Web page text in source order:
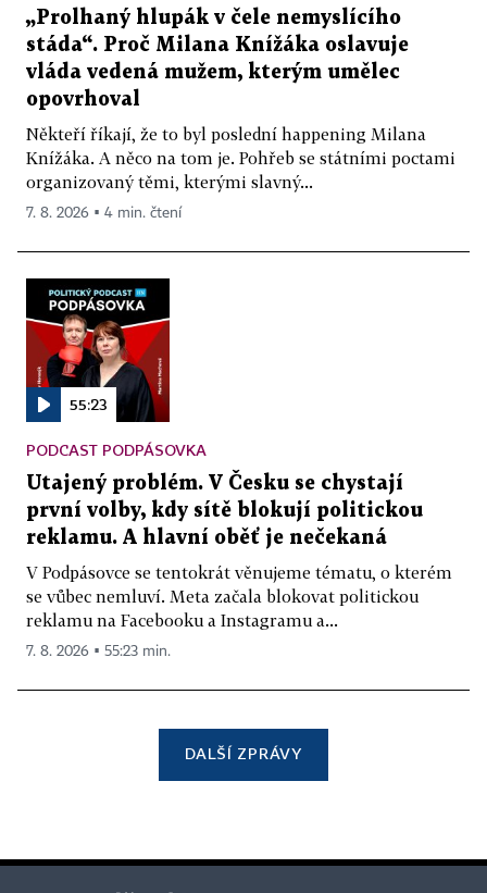
„Prolhaný hlupák v čele nemyslícího
stáda“. Proč Milana Knížáka oslavuje
vláda vedená mužem, kterým umělec
opovrhoval
Někteří říkají, že to byl poslední happening Milana
Knížáka. A něco na tom je. Pohřeb se státními poctami
organizovaný těmi, kterými slavný...
7. 8. 2026 ▪ 4 min. čtení
55:23
PODCAST PODPÁSOVKA
Utajený problém. V Česku se chystají
první volby, kdy sítě blokují politickou
reklamu. A hlavní oběť je nečekaná
V Podpásovce se tentokrát věnujeme tématu, o kterém
se vůbec nemluví. Meta začala blokovat politickou
reklamu na Facebooku a Instagramu a...
7. 8. 2026 ▪ 55:23 min.
DALŠÍ ZPRÁVY